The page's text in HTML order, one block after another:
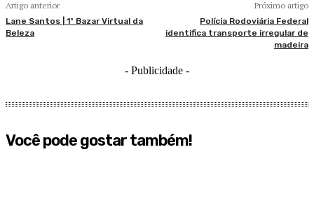
Artigo anterior
Lane Santos | 1º Bazar Virtual da
Beleza
Próximo artigo
Polícia Rodoviária Federal
identifica transporte irregular de
madeira
- Publicidade -
Você pode gostar também!